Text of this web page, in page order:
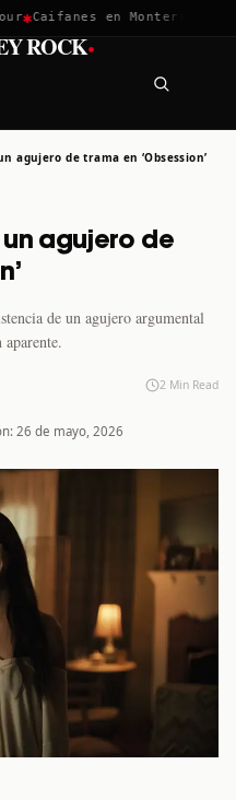
✱Caifanes en Monterrey · 12
ROCK·
agujero de trama en ‘Obsession’
agujero de
de un agujero argumental
2 Min Read
26 de mayo, 2026